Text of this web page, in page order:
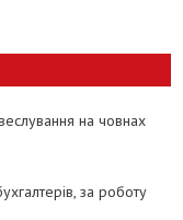
на човнах
за роботу